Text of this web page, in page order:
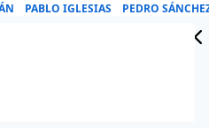
PABLO IGLESIAS PEDRO